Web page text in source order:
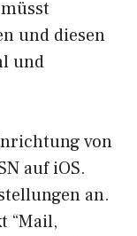
und diesen
und
von
auf iOS.
an.
“Mail,